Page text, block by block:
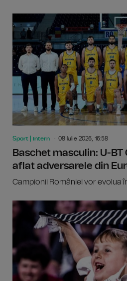
Sport | intern 08 Iulie 2026, 16:58
Baschet masculin: U-
aflat adversarele din
Campionii României vor evolua